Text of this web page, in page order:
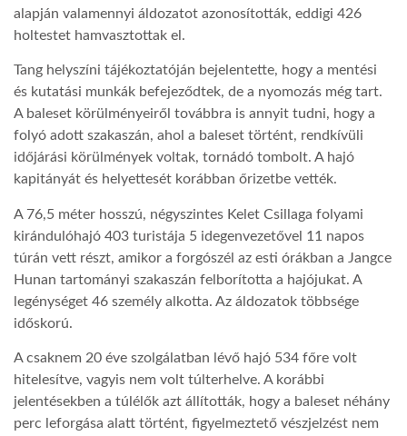
AFRIKA TUDÁSTÁR
A NAP SZÉPE
GLOBOZSARU
DOBRAVERO.HU
LATIMO.HU
GLOBOBOOK
alapján valamennyi áldozatot azonosították, eddigi 426
holtestet hamvasztottak el.
Tang helyszíni tájékoztatóján bejelentette, hogy a mentési
és kutatási munkák befejeződtek, de a nyomozás még tart.
A baleset körülményeiről továbbra is annyit tudni, hogy a
folyó adott szakaszán, ahol a baleset történt, rendkívüli
időjárási körülmények voltak, tornádó tombolt. A hajó
kapitányát és helyettesét korábban őrizetbe vették.
A 76,5 méter hosszú, négyszintes Kelet Csillaga folyami
kirándulóhajó 403 turistája 5 idegenvezetővel 11 napos
túrán vett részt, amikor a forgószél az esti órákban a Jangce
Hunan tartományi szakaszán felborította a hajójukat. A
legénységet 46 személy alkotta. Az áldozatok többsége
időskorú.
A csaknem 20 éve szolgálatban lévő hajó 534 főre volt
hitelesítve, vagyis nem volt túlterhelve. A korábbi
jelentésekben a túlélők azt állították, hogy a baleset néhány
perc leforgása alatt történt, figyelmeztető vészjelzést nem